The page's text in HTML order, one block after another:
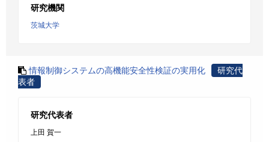
研究機関
茨城大学
情報制御システムの高機能安全性検証の実用化
研究代
表者
研究代表者
上田 賀一